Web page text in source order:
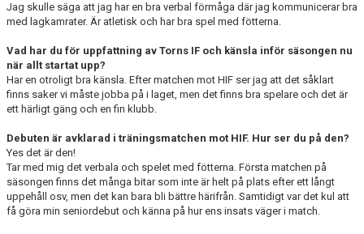
Jag skulle säga att jag har en bra verbal förmåga där jag kommunicerar bra
med lagkamrater. Är atletisk och har bra spel med fötterna.
Vad har du för uppfattning av Torns IF och känsla inför säsongen nu
när allt startat upp?
Har en otroligt bra känsla. Efter matchen mot HIF ser jag att det såklart
finns saker vi måste jobba på i laget, men det finns bra spelare och det är
ett härligt gäng och en fin klubb.
Debuten är avklarad i träningsmatchen mot HIF. Hur ser du på den?
Yes det är den!
Tar med mig det verbala och spelet med fötterna. Första matchen på
säsongen finns det många bitar som inte är helt på plats efter ett långt
uppehåll osv, men det kan bara bli bättre härifrån. Samtidigt var det kul att
få göra min seniordebut och känna på hur ens insats väger i match.